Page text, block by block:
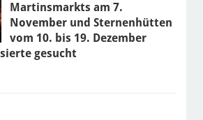
Martinsmarkts am 7.
November und Sternenhütten
vom 10. bis 19. Dezember
gesucht